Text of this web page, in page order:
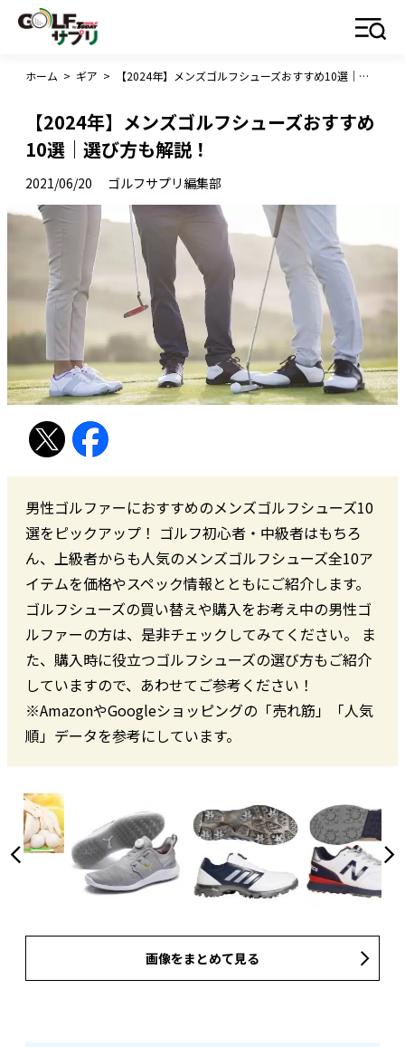
ホーム > ギア > 【2024年】メンズゴルフシューズおすすめ10選｜選び方も解説！
【2024年】メンズゴルフシューズおすすめ
10選｜選び方も解説！
2021/06/20 ゴルフサプリ編集部
男性ゴルファーにおすすめのメンズゴルフシューズ10
選をピックアップ！ ゴルフ初心者・中級者はもちろ
ん、上級者からも人気のメンズゴルフシューズ全10ア
イテムを価格やスペック情報とともにご紹介します。
ゴルフシューズの買い替えや購入をお考え中の男性ゴ
ルファーの方は、是非チェックしてみてください。 ま
た、購入時に役立つゴルフシューズの選び方もご紹介
していますので、あわせてご参考ください！
※AmazonやGoogleショッピングの「売れ筋」「人気
順」データを参考にしています。
画像をまとめて見る